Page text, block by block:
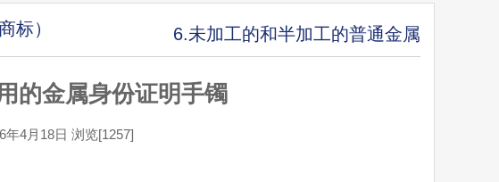
标） 6.未加工的和半加工的普通金属
的金属身份证明手镯
年4月18日 浏览[1257]